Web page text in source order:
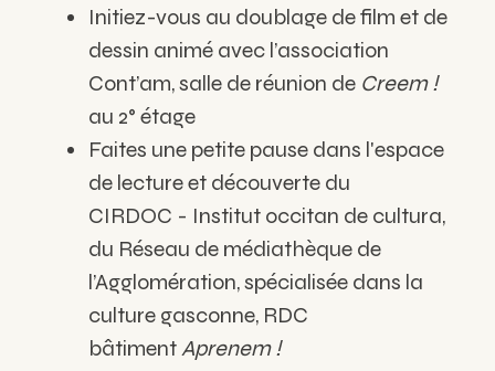
Initiez-vous au doublage de film et de
dessin animé avec l’association
Cont’am, salle de réunion de Creem !
au 2° étage
Faites une petite pause dans l'espace
de lecture et découverte du
CIRDOC - Institut occitan de cultura,
du Réseau de médiathèque de
l’Agglomération, spécialisée dans la
culture gasconne, RDC
bâtimentAprenem !